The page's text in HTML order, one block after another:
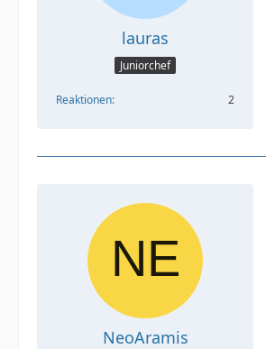
lauras
Juniorchef
Reaktionen 2
NeoAramis